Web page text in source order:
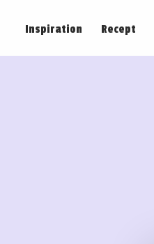
Inspiration Recept